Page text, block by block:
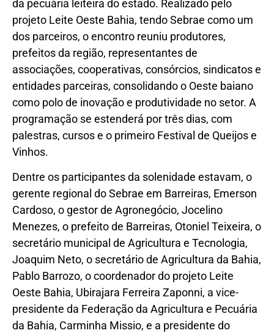
da pecuária leiteira do estado. Realizado pelo
projeto Leite Oeste Bahia, tendo Sebrae como um
dos parceiros, o encontro reuniu produtores,
prefeitos da região, representantes de
associações, cooperativas, consórcios, sindicatos e
entidades parceiras, consolidando o Oeste baiano
como polo de inovação e produtividade no setor. A
programação se estenderá por três dias, com
palestras, cursos e o primeiro Festival de Queijos e
Vinhos.
Dentre os participantes da solenidade estavam, o
gerente regional do Sebrae em Barreiras, Emerson
Cardoso, o gestor de Agronegócio, Jocelino
Menezes, o prefeito de Barreiras, Otoniel Teixeira, o
secretário municipal de Agricultura e Tecnologia,
Joaquim Neto, o secretário de Agricultura da Bahia,
Pablo Barrozo, o coordenador do projeto Leite
Oeste Bahia, Ubirajara Ferreira Zaponni, a vice-
presidente da Federação da Agricultura e Pecuária
da Bahia, Carminha Missio, e a presidente do